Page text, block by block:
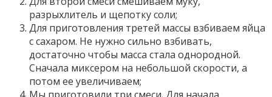
разрыхлитель и щепотку соли;
Для приготовления третей массы взбиваем яйца
с сахаром. Не нужно сильно взбивать,
достаточно чтобы масса стала однородной.
Сначала миксером на небольшой скорости, а
потом ее увеличиваем;